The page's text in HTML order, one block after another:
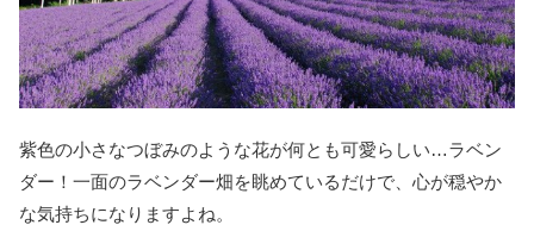
紫色の小さなつぼみのような花が何とも可愛らしい…ラベン
ダー！一面のラベンダー畑を眺めているだけで、心が穏やか
な気持ちになりますよね。